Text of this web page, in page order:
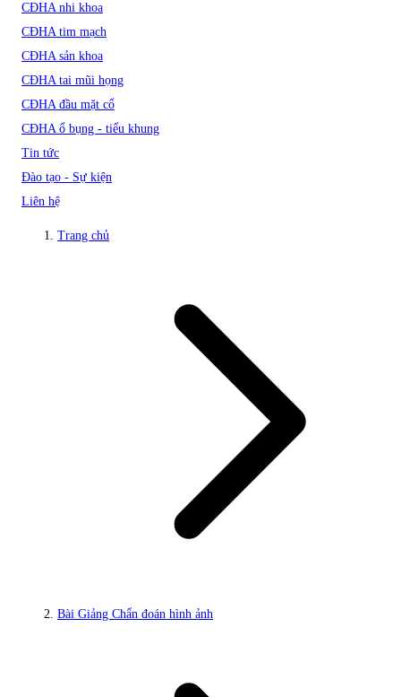
CĐHA nhi khoa
CĐHA tim mạch
CĐHA sản khoa
CĐHA tai mũi họng
CĐHA đầu mặt cổ
CĐHA ổ bụng - tiểu khung
Tin tức
Đào tạo - Sự kiện
Liên hệ
Trang chủ
Bài Giảng Chẩn đoán hình ảnh